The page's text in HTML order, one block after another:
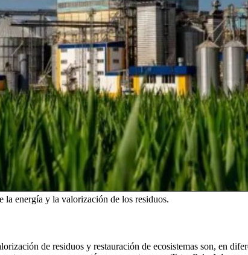
la energía y la valorización de los residuos.
de residuos y restauración de ecosistemas son, en